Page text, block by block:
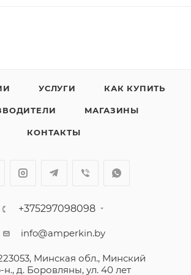
УСЛУГИ КАК КУПИТЬ
МАГАЗИНЫ
КОНТАКТЫ
+375297098098
info@amperkin.by
Минская обл., Минский
н., д. Боровляны, ул. 40 лет